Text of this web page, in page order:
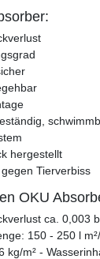
hergestellt
Tierverbiss
OKU
ca. 0,003
150 - 250 l
kg/m² -